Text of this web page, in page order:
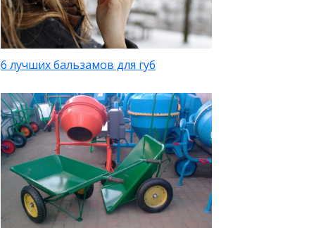
6 лучших бальзамов для губ